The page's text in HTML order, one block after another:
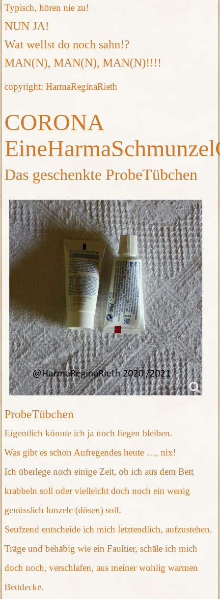
Typisch, hören nie zu!
NUN JA!
Wat wellst do noch sahn!?
MAN(N), MAN(N), MAN(N)!!!!
copyright: HarmaReginaRieth
CORONA
Das geschenkte ProbeTübchen
ProbeTübchen
Eigentlich könnte ich ja noch liegen bleiben.
Was gibt es schon Aufregendes heute …, nix!
Ich überlege noch einige Zeit, ob ich aus dem Bett
krabbeln soll oder vielleicht doch noch ein wenig
genüsslich lunzele (dösen) soll.
Seufzend entscheide ich mich letztendlich, aufzustehen.
Träge und behäbig wie ein Faultier, schäle ich mich
doch noch, verschlafen, aus meiner wohlig warmen
Bettdecke.